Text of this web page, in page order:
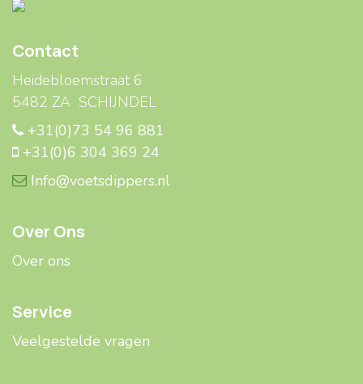
Contact
Heidebloemstraat 6
5482 ZA SCHIJNDEL
+31(0)73 54 96 881
+31(0)6 304 369 24
Info@voetsdippers.nl
Over Ons
Over ons
Service
Veelgestelde ​​vragen